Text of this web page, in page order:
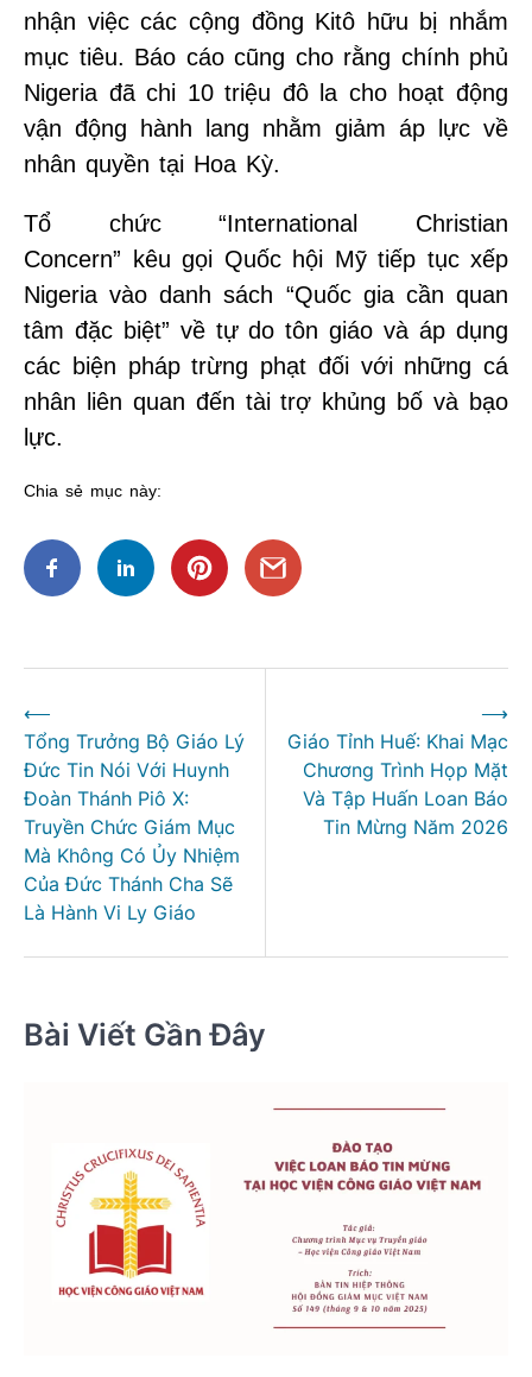
nhận việc các cộng đồng Kitô hữu bị nhắm
mục tiêu. Báo cáo cũng cho rằng chính phủ
Nigeria đã chi 10 triệu đô la cho hoạt động
vận động hành lang nhằm giảm áp lực về
nhân quyền tại Hoa Kỳ.
Tổ chức “International Christian
Concern” kêu gọi Quốc hội Mỹ tiếp tục xếp
Nigeria vào danh sách “Quốc gia cần quan
tâm đặc biệt” về tự do tôn giáo và áp dụng
các biện pháp trừng phạt đối với những cá
nhân liên quan đến tài trợ khủng bố và bạo
lực.
Chia sẻ mục này:
hướng
bài
viết
⟵
Tổng Trưởng Bộ Giáo Lý
Đức Tin Nói Với Huynh
Đoàn Thánh Piô X:
Truyền Chức Giám Mục
Mà Không Có Ủy Nhiệm
Của Đức Thánh Cha Sẽ
Là Hành Vi Ly Giáo
Giáo Tỉnh Huế: Khai Mạc
Chương Trình Họp Mặt
Và Tập Huấn Loan Báo
Tin Mừng Năm 2026
⟶
Bài Viết Gần Đây